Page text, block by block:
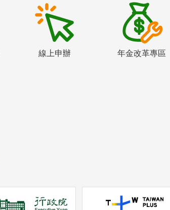
線上申辦 年金改革專區